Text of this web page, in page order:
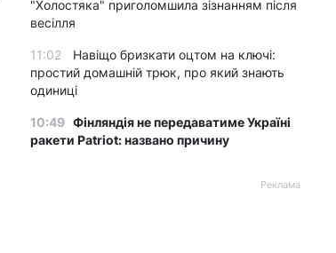
"Холостяка" приголомшила зізнанням після
весілля
11:02
Навіщо бризкати оцтом на ключі:
простий домашній трюк, про який знають
одиниці
10:49 Фінляндія не передаватиме Україні
ракети Patriot: названо причину
Реклама